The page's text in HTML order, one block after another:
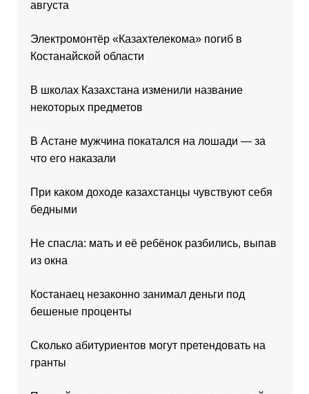
августа
Электромонтёр «Казахтелекома» погиб в
Костанайской области
В школах Казахстана изменили название
некоторых предметов
В Астане мужчина покатался на лошади — за
что его наказали
При каком доходе казахстанцы чувствуют себя
бедными
Не спасла: мать и её ребёнок разбились, выпав
из окна
Костанаец незаконно занимал деньги под
бешеные проценты
Сколько абитуриентов могут претендовать на
гранты